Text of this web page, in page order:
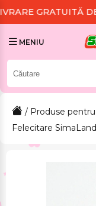
DE LA 299 LEI
MENIU
/ Produse
Felecitare SimaLand